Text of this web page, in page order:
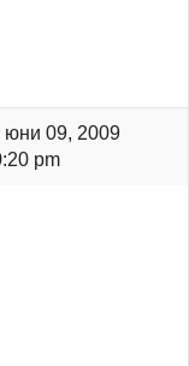
юни 09, 2009
pm